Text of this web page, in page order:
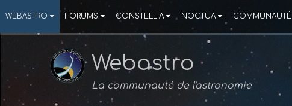
WEBASTRO FORUMS CONSTELLIA NOCTUA COMMUNAUTÉ
Webastro
La communauté de l'astronomie